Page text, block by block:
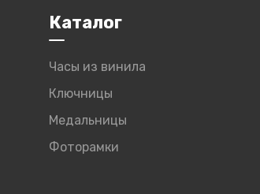
Каталог
Часы из винила
Ключницы
Медальницы
Фоторамки